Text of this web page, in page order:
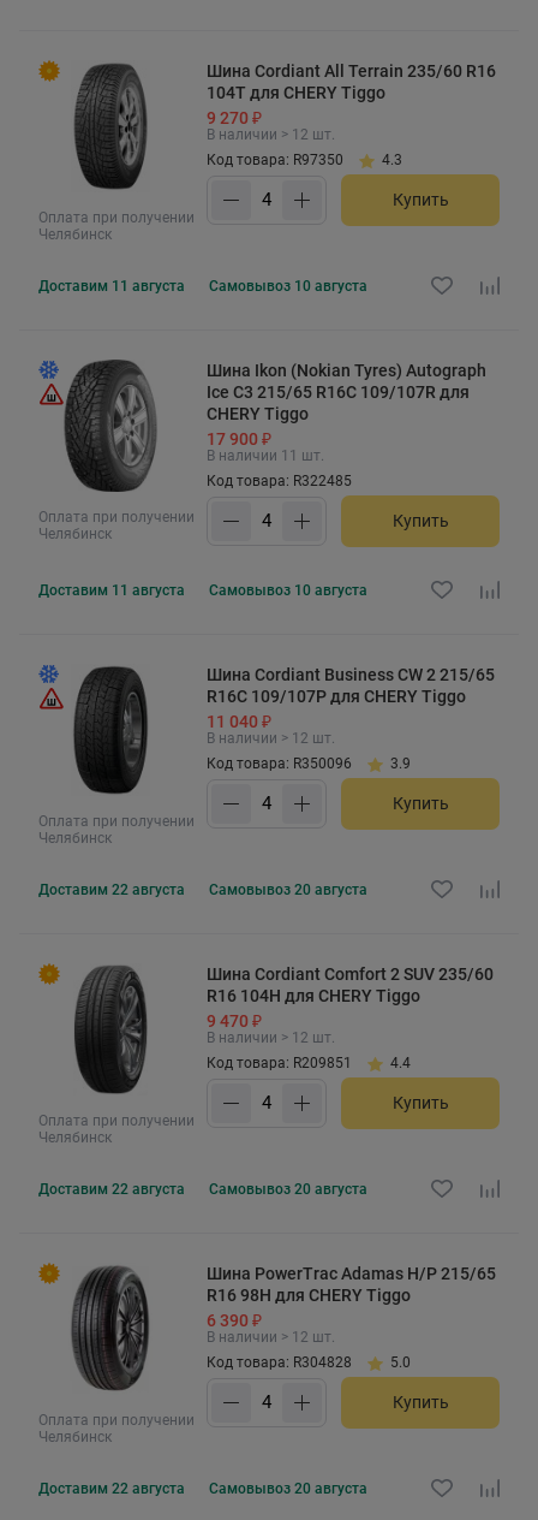
Оплата при получении
Челябинск
Шина Cordiant All Terrain 235/60 R16
104T для CHERY Tiggo
9 270 ₽
В наличии > 12 шт.
Код товара: R97350
4.3
Купить
Доставим 11 августа Самовывоз 10 августа
Оплата при получении
Челябинск
Шина Ikon (Nokian Tyres) Autograph
Ice C3 215/65 R16C 109/107R для
CHERY Tiggo
17 900 ₽
В наличии 11 шт.
Код товара: R322485
Купить
Доставим 11 августа Самовывоз 10 августа
Оплата при получении
Челябинск
Шина Cordiant Business CW 2 215/65
R16C 109/107P для CHERY Tiggo
11 040 ₽
В наличии > 12 шт.
Код товара: R350096
3.9
Купить
Доставим 22 августа Самовывоз 20 августа
Оплата при получении
Челябинск
Шина Cordiant Comfort 2 SUV 235/60
R16 104H для CHERY Tiggo
9 470 ₽
В наличии > 12 шт.
Код товара: R209851
4.4
Купить
Доставим 22 августа Самовывоз 20 августа
Оплата при получении
Челябинск
Шина PowerTrac Adamas H/P 215/65
R16 98H для CHERY Tiggo
6 390 ₽
В наличии > 12 шт.
Код товара: R304828
5.0
Купить
Доставим 22 августа Самовывоз 20 августа